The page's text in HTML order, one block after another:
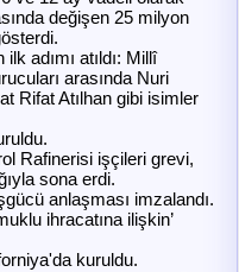
değişen 25 milyon
adımı atıldı: Millî
arasında Nuri
Rifat Atılhan gibi isimler
Rafinerisi işçileri grevi,
sona erdi.
anlaşması imzalandı.
ihracatına ilişkin’
kuruldu.